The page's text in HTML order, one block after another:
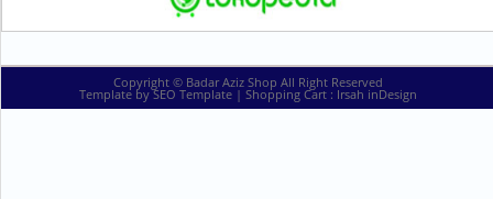
Copyright © Badar Aziz Shop All Right Reserved
Template bySEO Template| Shopping Cart : Irsah inDesign